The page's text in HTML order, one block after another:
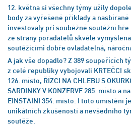
12. května si všechny týmy užily
body za vyřešené příklady a
investovaly při souběžné soutěžní hře
ze strany pořadatelů skvěle
soutěžícími dobře ovladatelná,
A jak vše dopadlo? Z 389 soupeřících
z celé republiky vybojovali KRTEČCI
126. místo, ŘÍZCI NA CHLEBU S
SARDINKY V KONZERVĚ 285. místo a
EINSTAINI 354. místo. I toto umístění
unikátních zkušeností a nevšedního
soutěže.